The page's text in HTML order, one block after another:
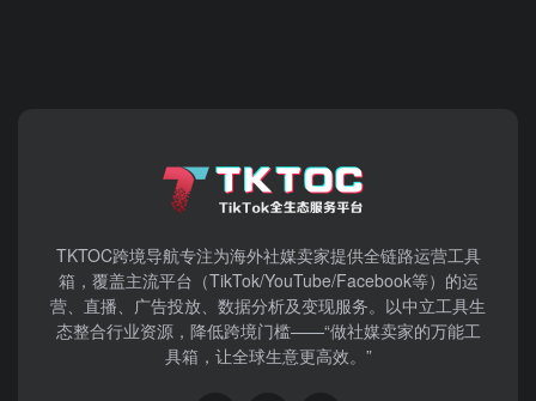
TKTOC跨境导航​专注为海外社媒卖家提供全链路运营工具
箱，覆盖主流平台（TikTok/YouTube/Facebook等）​的运
营、直播、广告投放、数据分析及变现服务。以中立工具生
态整合行业资源，降低跨境门槛——“做社媒卖家的万能工
具箱，让全球生意更高效。”